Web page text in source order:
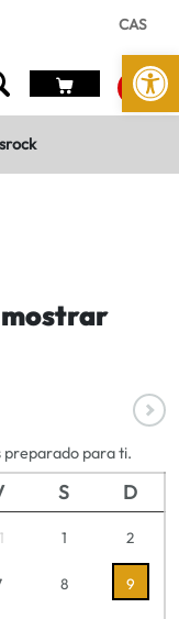
Abrir
CAS
preparado para ti.
S D
1 2
8 9